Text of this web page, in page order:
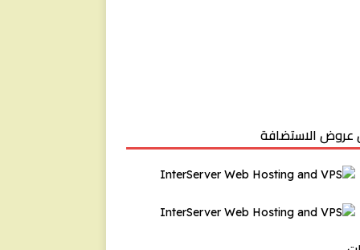
الاستضافة